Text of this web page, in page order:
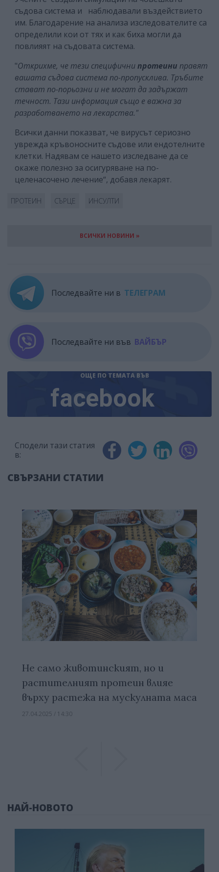
съдова система и наблюдавали въздействието
им. Благодарение на анализа изследователите са
определили кои от тях и как биха могли да
повлияят на съдовата система.
"Открихме, че тези специфичнипротеини правят
вашата съдова система по-пропусклива. Тръбите
стават по-порьозни и не могат да задържат
течност. Тази информация също е важна за
разработването на лекарства."
Всички данни показват, че вирусът сериозно
уврежда кръвоносните съдове или ендотелните
клетки. Надявам се нашето изследване да се
окаже полезно за осигуряване на по-
целенасочено лечение“, добавя лекарят.
ПРОТЕИН СЪРЦЕ ИНСУЛТИ
ВСИЧКИ НОВИНИ »
Последвайте ни в ТЕЛЕГРАМ
Последвайте ни във ВАЙБЪР
ОЩЕ ПО ТЕМАТА ВЪВ
facebook
Сподели тази статия
в:
СВЪРЗАНИ СТАТИИ
Не само животинският, но и
растителният протеин влияе
върху растежа на мускулната маса
27.04.2025 / 14:30
НАЙ-НОВОТО